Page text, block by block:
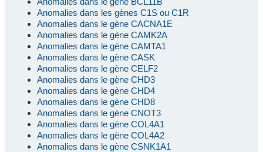
Anomalies dans les gènes C1S ou C1R
Anomalies dans le gène CACNA1E
Anomalies dans le gène CAMK2A
Anomalies dans le gène CAMTA1
Anomalies dans le gène CASK
Anomalies dans le gène CELF2
Anomalies dans le gène CHD3
Anomalies dans le gène CHD4
Anomalies dans le gène CHD8
Anomalies dans le gène CNOT3
Anomalies dans le gène COL4A1
Anomalies dans le gène COL4A2
Anomalies dans le gène CSNK1A1